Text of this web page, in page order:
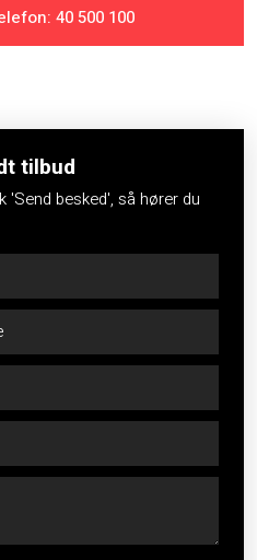
​40 500 100
tilbud​
'Send besked', så hører du